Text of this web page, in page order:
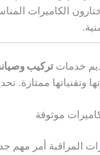
الكاميرات
خدماتتركيب
وتقنياتها ممتازة.
موثوقة
المراقبة أمر مهم